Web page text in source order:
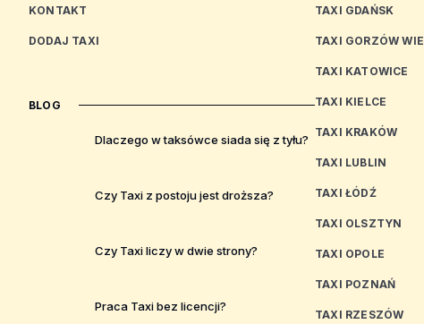
KONTAKT
DODAJ TAXI
BLOG
Dlaczego w taksówce siada się z tyłu?
Czy Taxi z postoju jest droższa?
Czy Taxi liczy w dwie strony?
Praca Taxi bez licencji?
TAXI GDAŃSK
TAXI GORZÓW
TAXI KATOWICE
TAXI KIELCE
TAXI KRAKÓW
TAXI LUBLIN
TAXI ŁÓDŹ
TAXI OLSZTYN
TAXI OPOLE
TAXI POZNAŃ
TAXI RZESZÓW